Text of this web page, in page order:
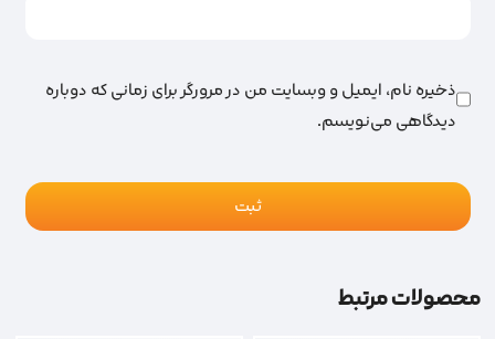
ذخیره نام، ایمیل و وبسایت من در مرورگر برای زمانی که دوباره
دیدگاهی می‌نویسم.
محصولات مرتبط